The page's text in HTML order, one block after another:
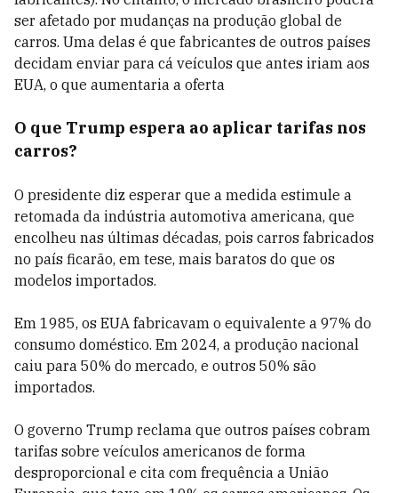
ser afetado por mudanças na produção global de
carros. Uma delas é que fabricantes de outros países
decidam enviar para cá veículos que antes iriam aos
EUA, o que aumentaria a oferta
O que Trump espera ao aplicar tarifas nos
carros?
O presidente diz esperar que a medida estimule a
retomada da indústria automotiva americana, que
encolheu nas últimas décadas, pois carros fabricados
no país ficarão, em tese, mais baratos do que os
modelos importados.
Em 1985, os EUA fabricavam o equivalente a 97% do
consumo doméstico. Em 2024, a produção nacional
caiu para 50% do mercado, e outros 50% são
importados.
O governo Trump reclama que outros países cobram
tarifas sobre veículos americanos de forma
desproporcional e cita com frequência a União